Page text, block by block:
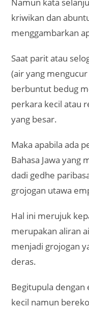
Namun kata
kriwikan dan
menggambarkan
Saat parit atau
(air yang
berbuntut bedug
perkara kecil atau
yang besar.
Maka apabila ada
Bahasa Jawa yang
dadi gedhe
grojogan utawa
Hal ini merujuk
merupakan aliran
menjadi grojogan
deras.
Begitupula
kecil namun